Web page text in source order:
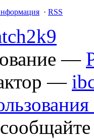
· RSS
—
—